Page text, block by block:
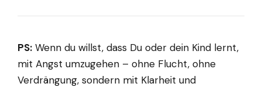
PS: Wenn du willst, dass Du oder dein Kind lernt,
mit Angst umzugehen – ohne Flucht, ohne
Verdrängung, sondern mit Klarheit und